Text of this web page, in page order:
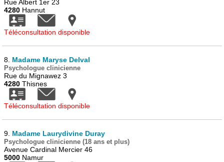
Rue Albert 1er 23
4280 Hannut
Téléconsultation disponible
8. Madame Maryse Delval
Psychologue clinicienne
Rue du Mignawez 3
4280 Thisnes
Téléconsultation disponible
9. Madame Laurydivine Duray
Psychologue clinicienne (18 ans et plus)
Avenue Cardinal Mercier 46
5000 Namur